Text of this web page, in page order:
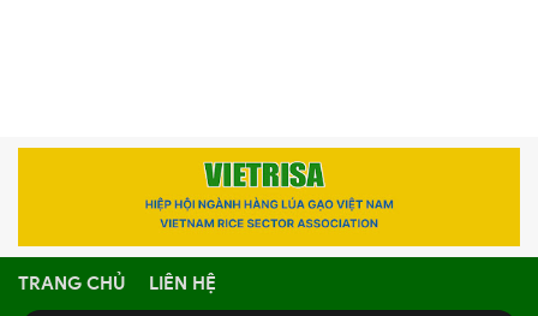
TRANG CHỦ LIÊN HỆ